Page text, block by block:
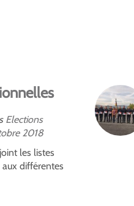
Elections
2018
les listes
différentes